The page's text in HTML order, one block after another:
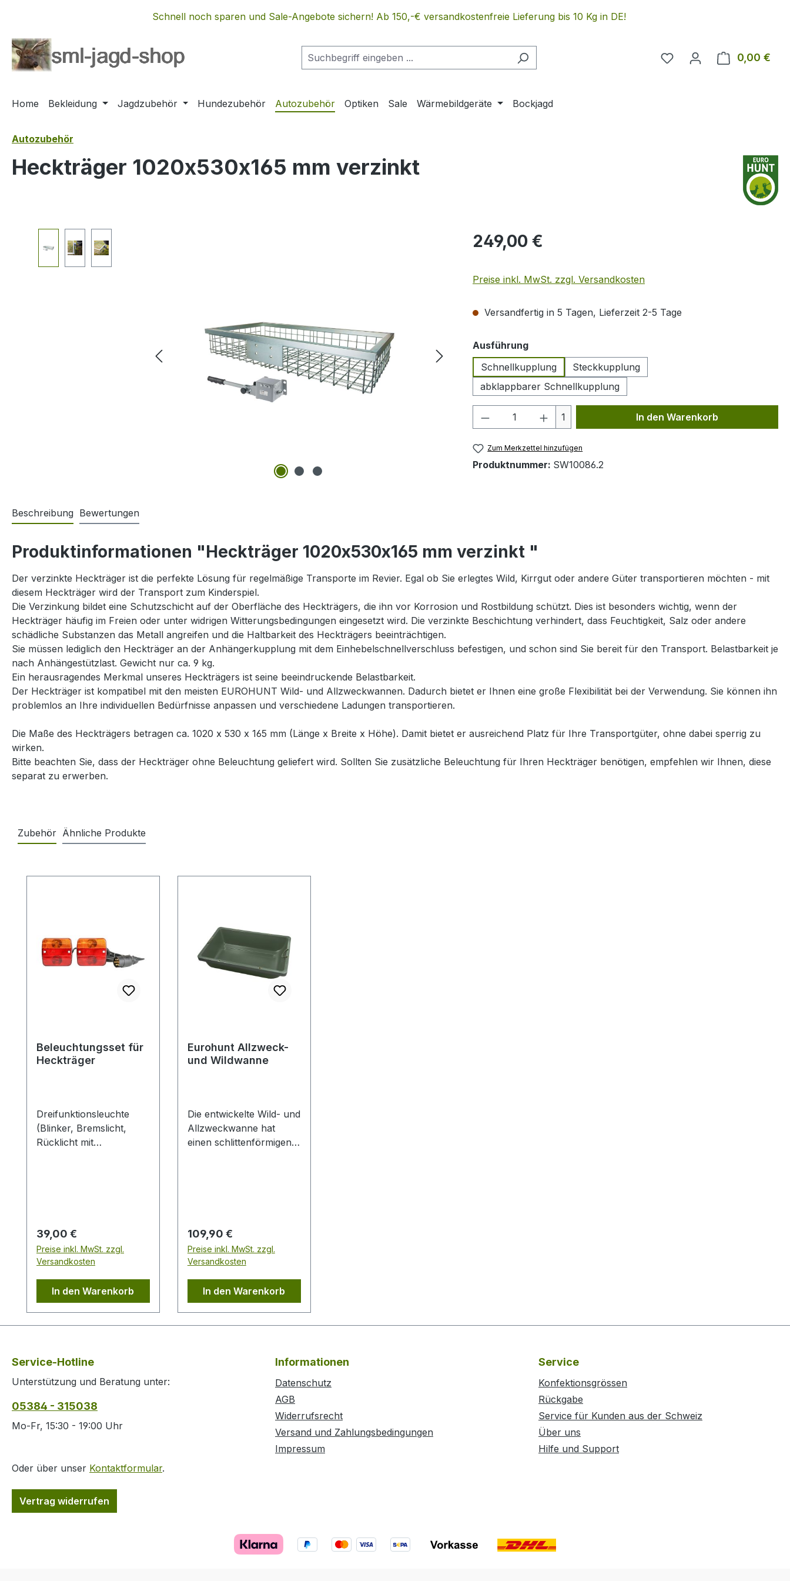
Zur Hauptnavigation springenSchnell noch sparen und Sale-Angebote sichern! Ab 150,-€ versandkostenfreie Lieferung bis 10 Kg in DE!
Du hast 0 Produkte auf
0,00 €
Home Bekleidung Jagdzubehör Hundezubehör Autozubehör Optiken Sale Wärmebildgeräte Bockjagd
Autozubehör
Heckträger 1020x530x165 mm verzinkt
Regulärer Preis:
249,00 €
Preise inkl. MwSt. zzgl. Versandkosten
Versandfertig in 5 Tagen, Lieferzeit 2-5 Tage
Ausführungauswählen
Schnellkupplung
Steckkupplung
abklappbarer Schnellkupplung
Produkt Anzahl: Gib den gewünschten Wert
1 In den Warenkorb
Zum Merkzettel hinzufügen
Produktnummer: SW10086.2
Beschreibung Bewertungen
Produktinformationen "Heckträger 1020x530x165 mm verzinkt "
Der verzinkte Heckträger ist die perfekte Lösung für regelmäßige Transporte im Revier. Egal ob Sie erlegtes Wild, Kirrgut oder andere Güter transportieren möchten - mit
diesem Heckträger wird der Transport zum Kinderspiel.
Die Verzinkung bildet eine Schutzschicht auf der Oberfläche des Heckträgers, die ihn vor Korrosion und Rostbildung schützt. Dies ist besonders wichtig, wenn der
Heckträger häufig im Freien oder unter widrigen Witterungsbedingungen eingesetzt wird. Die verzinkte Beschichtung verhindert, dass Feuchtigkeit, Salz oder andere
schädliche Substanzen das Metall angreifen und die Haltbarkeit des Heckträgers beeinträchtigen.
Sie müssen lediglich den Heckträger an der Anhängerkupplung mit dem Einhebelschnellverschluss befestigen, und schon sind Sie bereit für den Transport. Belastbarkeit je
nach Anhängestützlast. Gewicht nur ca. 9 kg.
Ein herausragendes Merkmal unseres Heckträgers ist seine beeindruckende Belastbarkeit.
Der Heckträger ist kompatibel mit den meisten EUROHUNT Wild- und Allzweckwannen. Dadurch bietet er Ihnen eine große Flexibilität bei der Verwendung. Sie können ihn
problemlos an Ihre individuellen Bedürfnisse anpassen und verschiedene Ladungen transportieren.
Die Maße des Heckträgers betragen ca. 1020 x 530 x 165 mm (Länge x Breite x Höhe). Damit bietet er ausreichend Platz für Ihre Transportgüter, ohne dabei sperrig zu
wirken.
Bitte beachten Sie, dass der Heckträger ohne Beleuchtung geliefert wird. Sollten Sie zusätzliche Beleuchtung für Ihren Heckträger benötigen, empfehlen wir Ihnen, diese
separat zu erwerben.
Zubehör Ähnliche Produkte
Beleuchtungsset für
Heckträger
Dreifunktionsleuchte
(Blinker, Bremslicht,
Rücklicht mit
Regulärer Preis:
39,00 €
Preise inkl. MwSt. zzgl.
Versandkosten
In den Warenkorb
Eurohunt Allzweck-
und Wildwanne
Die entwickelte Wild- und
Allzweckwanne hat
einen schlittenförmigen
das einfache Reinigen
der Wanne. Mit vier Ösen
für Seildurchzüge, aus
unverwüstlichem PE
bruchfest und einer
Temperaturbeständig
von +70° C / -
ca. 4,5 kg.Farbe grün
Regulärer Preis:
109,90 €
Preise inkl. MwSt. zzgl.
Versandkosten
In den Warenkorb
Service-Hotline
Unterstützung und Beratung unter:
05384 - 315038
Mo-Fr, 15:30 - 19:00 Uhr
Oder über unser Kontaktformular.
Vertrag widerrufen
Informationen
Datenschutz
AGB
Widerrufsrecht
Versand und Zahlungsbedingungen
Impressum
Service
Konfektionsgrössen
Rückgabe
Service für Kunden aus der Schweiz
Über uns
Hilfe und Support